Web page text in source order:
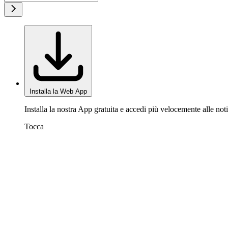
Installa la Web App
Installa la nostra App gratuita e accedi più velocemente alle
Tocca